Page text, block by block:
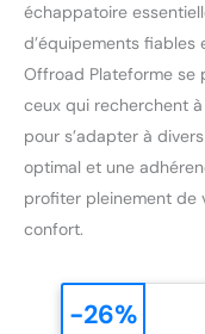
échappatoire
d’équipements fiables
Offroad Plateforme se
ceux qui recherchent
pour s’adapter à
optimal et une
profiter pleinement de
confort.
-26%